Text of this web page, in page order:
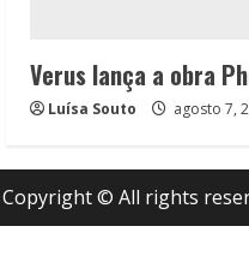
Verus lança a obra
Luísa Souto agosto 7,
Copyright © All rights